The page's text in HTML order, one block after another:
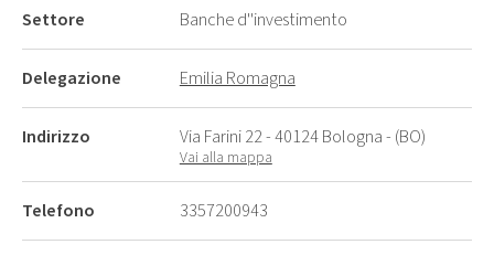
Settore Banche d''investimento
Delegazione Emilia Romagna
Indirizzo Via Farini 22 - 40124 Bologna - (BO)
Vai alla mappa
Telefono 3357200943